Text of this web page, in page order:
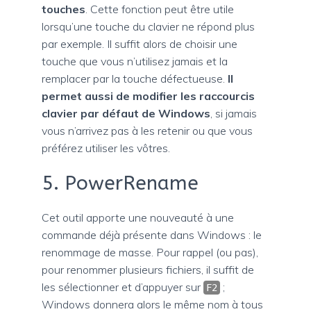
touches. Cette fonction peut être utile
lorsqu’une touche du clavier ne répond plus
par exemple. Il suffit alors de choisir une
touche que vous n’utilisez jamais et la
remplacer par la touche défectueuse. Il
permet aussi de modifier les raccourcis
clavier par défaut de Windows, si jamais
vous n’arrivez pas à les retenir ou que vous
préférez utiliser les vôtres.
5. PowerRename
Cet outil apporte une nouveauté à une
commande déjà présente dans Windows : le
renommage de masse. Pour rappel (ou pas),
pour renommer plusieurs fichiers, il suffit de
les sélectionner et d’appuyer sur F2
;
Windows donnera alors le même nom à tous